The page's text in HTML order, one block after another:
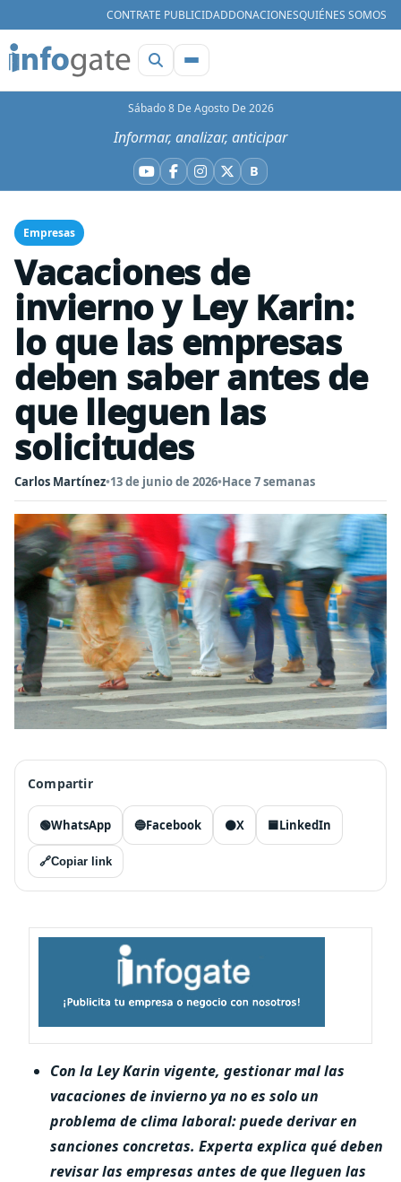
CONTRATE PUBLICIDADDONACIONESQUIÉNES SOMOS
Sábado 8 De Agosto De 2026
Informar, analizar, anticipar
YouTube
Facebook
Instagram
X BBluesky
Empresas
Vacaciones de
invierno y Ley Karin:
lo que las empresas
deben saber antes de
que lleguen las
solicitudes
Carlos Martínez•13 de junio de 2026•Hace 7 semanas
Compartir
🟢WhatsApp 🔵Facebook ⚫X 🟦LinkedIn
🔗Copiar link
Con la Ley Karin vigente, gestionar mal las
vacaciones de invierno ya no es solo un
problema de clima laboral: puede derivar en
sanciones concretas. Experta explica qué deben
revisar las empresas antes de que lleguen las